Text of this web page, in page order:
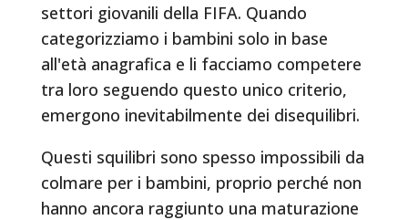
settori giovanili della FIFA. Quando
categorizziamo i bambini solo in base
all'età anagrafica e li facciamo competere
tra loro seguendo questo unico criterio,
emergono inevitabilmente dei disequilibri.
Questi squilibri sono spesso impossibili da
colmare per i bambini, proprio perché non
hanno ancora raggiunto una maturazione